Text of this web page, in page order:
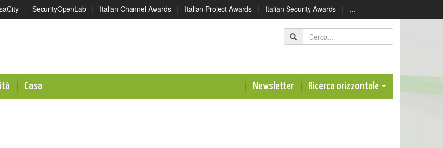
| SecurityOpenLab | Italian Channel Awards | Italian Project Awards | Italian Security Awards | ...
Casa Newsletter Ricerca orizzontale